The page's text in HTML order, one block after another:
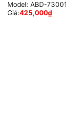
Model: ABD-73001
Giá:425,000₫